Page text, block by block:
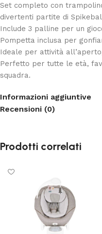
Set completo con
divertenti partite di
Include 3 palline per un
Pompetta inclusa per
Ideale per attività
Perfetto per tutte le età,
squadra.
Informazioni aggiuntive
Recensioni (0)
Prodotti correlati